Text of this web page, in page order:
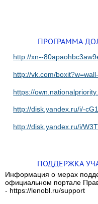
ПРОГРАММА
http://xn--
http://vk.com/
https://
http://disk.yandex.ru/i/-
http://disk.yandex.ru/i/
ПОДДЕРЖКА
Информация о мерах
официальном портале
- https://lenobl.ru/support